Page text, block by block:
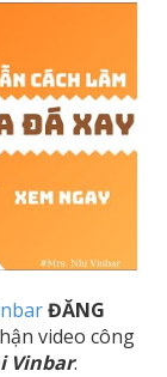
ĐĂNG
video công
Vinbar.